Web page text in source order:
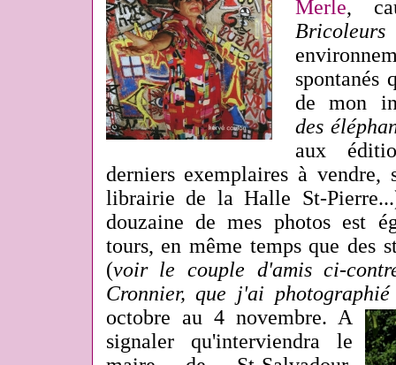
Merle,
spontanés
de mon
des
aux
derniers exemplaires à
librairie de la Halle St-
douzaine de mes photos est
tours, en même temps que des
(voir le couple d'amis ci-
Cronnier, que j'ai
octobre au 4 novembre. A
signaler qu'interviendra le